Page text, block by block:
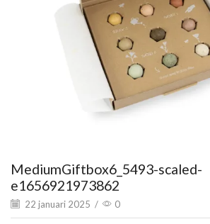
MediumGiftbox6_5493-scaled-
e1656921973862
22 januari 2025 / 0